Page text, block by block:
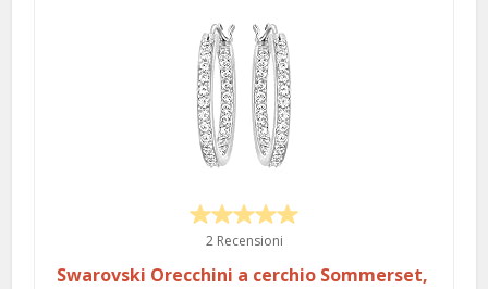
2 Recensioni
Swarovski Orecchini a cerchio Sommerset,